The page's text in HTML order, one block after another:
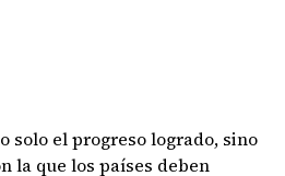
solo el progreso logrado, sino
la que los países deben